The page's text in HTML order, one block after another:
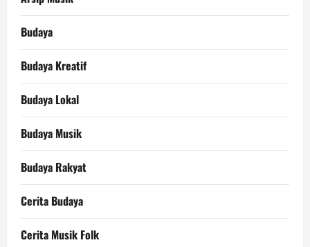
Budaya
Budaya Kreatif
Budaya Lokal
Budaya Musik
Budaya Rakyat
Cerita Budaya
Cerita Musik Folk